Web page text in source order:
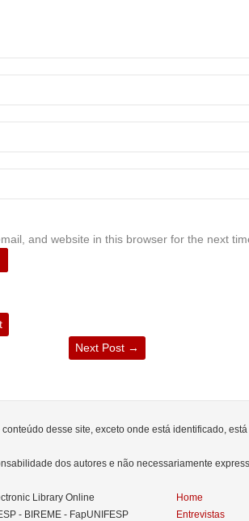
and website in this browser for the next
Next Post →
conteúdo desse site, exceto onde está identificado,
dos autores e não necessariamente
Library Online
- BIREME - FapUNIFESP
Home
Entrevistas